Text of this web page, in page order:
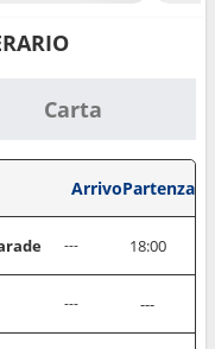
Carta
ArrivoPartenza
--- 18:00
--- ---